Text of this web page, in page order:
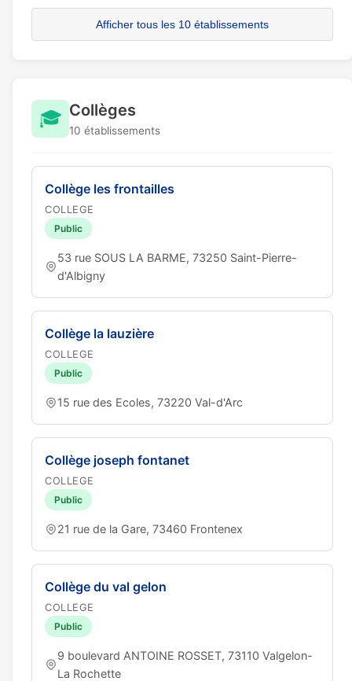
Afficher tous les 10 établissements
🎓 Collèges
10 établissements
Collège les frontailles
COLLEGE
Public
53 rue SOUS LA BARME, 73250 Saint-Pierre-
d'Albigny
Collège la lauzière
COLLEGE
Public
15 rue des Ecoles, 73220 Val-d'Arc
Collège joseph fontanet
COLLEGE
Public
21 rue de la Gare, 73460 Frontenex
Collège du val gelon
COLLEGE
Public
9 boulevard ANTOINE ROSSET, 73110 Valgelon-
La Rochette